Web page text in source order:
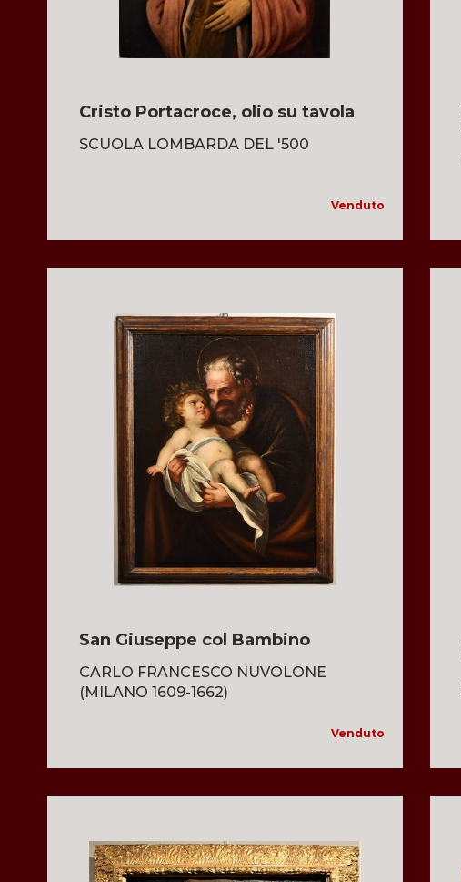
Cristo Portacroce, olio su tavola
SCUOLA LOMBARDA DEL '500
Venduto
San Giuseppe col Bambino
CARLO FRANCESCO NUVOLONE
(MILANO 1609-1662)
Venduto